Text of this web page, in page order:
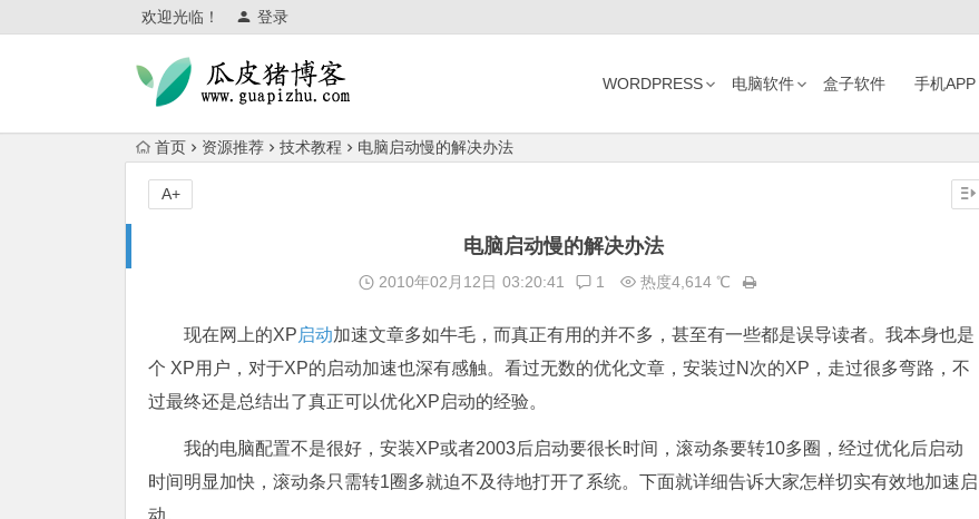
欢迎光临！ 登录
WORDPRESS 电脑软件 盒子软件 手机APP
首页 资源推荐 技术教程 电脑启动慢的解决办法
电脑启动慢的解决办法
2010年02月12日 03:20:41 1 热度4,614 ℃
现在网上的XP 启动加速文章多如牛毛，而真正有用的并不多，甚至有一些都是误导读者。我本身也是
个 XP用户，对于XP的启动加速也深有感触。看过无数的优化文章，安装过N次的XP，走过很多弯路，不
过最终还是总结出了真正可以优化XP启动的经验。
我的电脑配置不是很好，安装XP或者2003后启动要很长时间，滚动条要转10多圈，经过优化后启动
时间明显加快，滚动条只需转1圈多就迫不及待地打开了系统。下面就详细告诉大家怎样切实有效地加速启
动。
A+